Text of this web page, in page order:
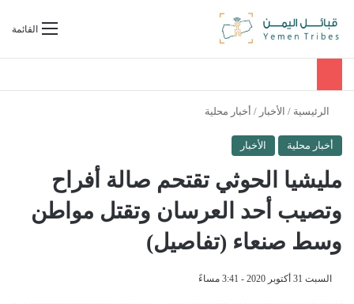
القائمةبحث عن
الرئيسية / الأخبار / أخبار محلية
أخبار محلية الأخبار
مليشيا الحوثي تقتحم صالة أفراح
وتصيب أحد العرسان وتقتل مواطن
وسط صنعاء (تفاصيل)
السبت 31 أكتوبر 2020 - 3:41 مساءً